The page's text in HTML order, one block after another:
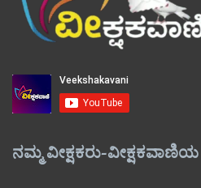
ನಮ್ಮ ವೀಕ್ಷಕರು-